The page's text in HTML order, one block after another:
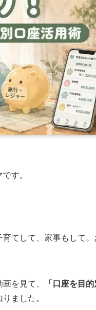
す。
てして、家事もして
を見て、
「口座を目
ました。